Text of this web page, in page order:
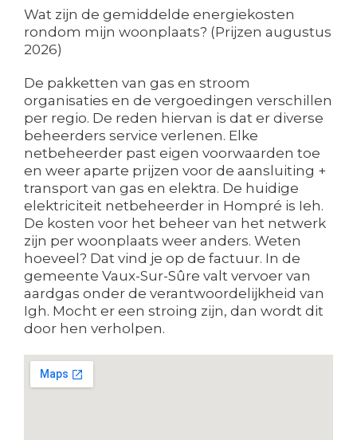
Wat zijn de gemiddelde energiekosten
rondom mijn woonplaats? (Prijzen augustus
2026)
De pakketten van gas en stroom
organisaties en de vergoedingen verschillen
per regio. De reden hiervan is dat er diverse
beheerders service verlenen. Elke
netbeheerder past eigen voorwaarden toe
en weer aparte prijzen voor de aansluiting +
transport van gas en elektra. De huidige
elektriciteit netbeheerder in Hompré is Ieh.
De kosten voor het beheer van het netwerk
zijn per woonplaats weer anders. Weten
hoeveel? Dat vind je op de factuur. In de
gemeente Vaux-Sur-Sûre valt vervoer van
aardgas onder de verantwoordelijkheid van
Igh. Mocht er een stroing zijn, dan wordt dit
door hen verholpen.